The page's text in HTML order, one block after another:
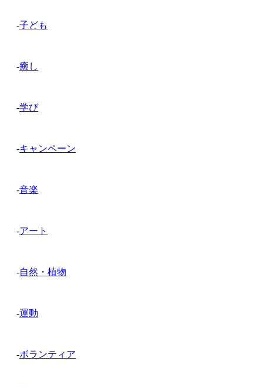
-子ども
-癒し
-学び
-キャンペーン
-音楽
-アート
-自然・植物
-運動
-ボランティア